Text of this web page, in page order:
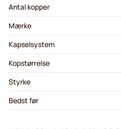
Antal kopper
Mærke
Kapselsystem
Kopstørrelse
Styrke
Bedst før